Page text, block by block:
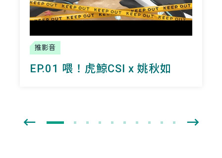
推影音
EP.01 喂！虎鯨CSI x 姚秋如